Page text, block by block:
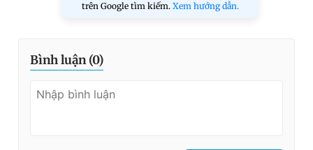
trên Google tìm kiếm. Xem hướng dẫn.
Bình luận (0)